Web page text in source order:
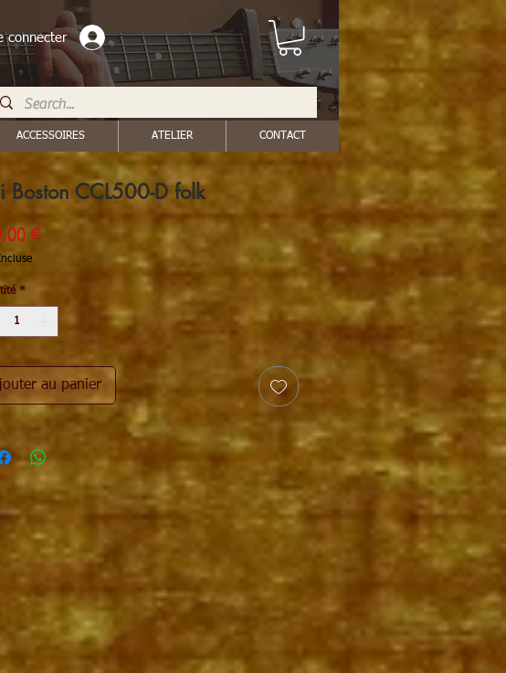
connecter
ACCESSOIRES ATELIER CONTACT
Boston CCL500-D folk
€Prix
*
au panier